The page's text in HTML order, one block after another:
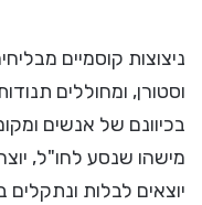
ניצוצות קוסמיים
וסטורן, ומחוללים
מישהו שנסע לחו"ל,
יוצאים לבלות